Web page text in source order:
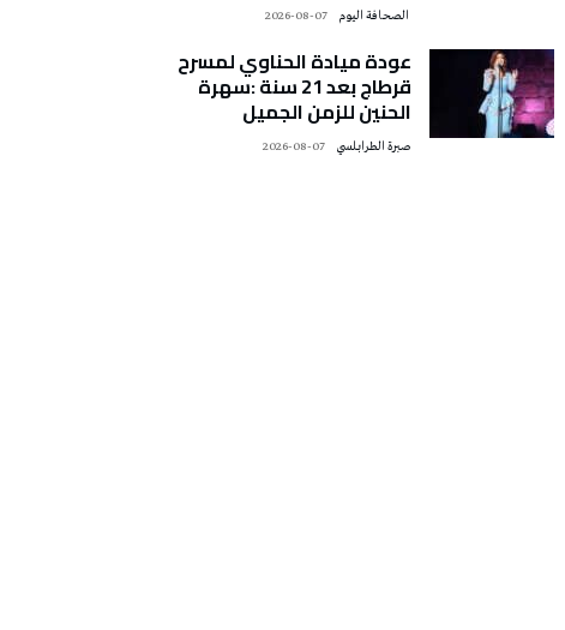
2026-08-07
عودة ميادة الحناوي لمسرح
قرطاج بعد 21 سنة :سهرة
الحنين للزمن الجميل
صبرة الطرابلسي 2026-08-07